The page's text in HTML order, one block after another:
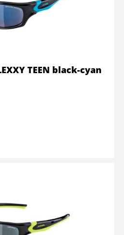
TEEN black-cyan